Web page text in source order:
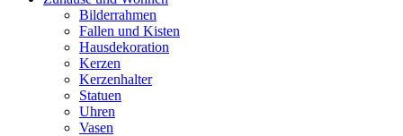
Bilderrahmen
Fallen und Kisten
Hausdekoration
Kerzen
Kerzenhalter
Statuen
Uhren
Vasen